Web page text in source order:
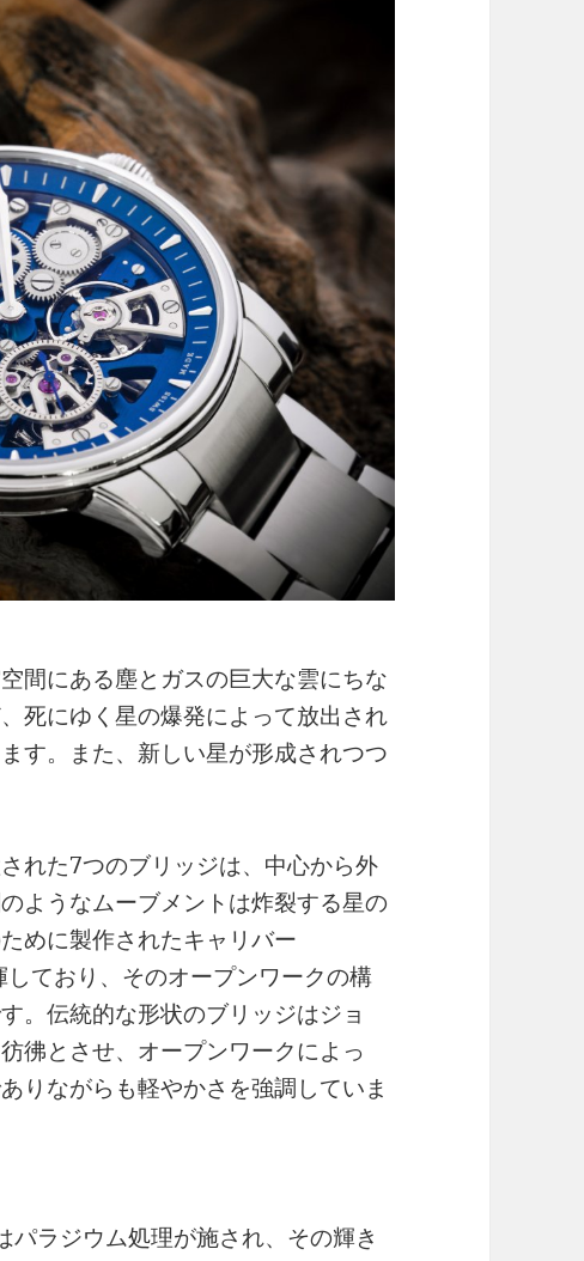
間にある塵とガスの巨大な雲にちな
死にゆく星の爆発によって放出され
す。また、新しい星が形成されつつ
れた7つのブリッジは、中心から外
ようなムーブメントは炸裂する星の
めに製作されたキャリバー
ており、そのオープンワークの構
。伝統的な形状のブリッジはジョ
彿とさせ、オープンワークによっ
りながらも軽やかさを強調していま
ラジウム処理が施され、その輝き